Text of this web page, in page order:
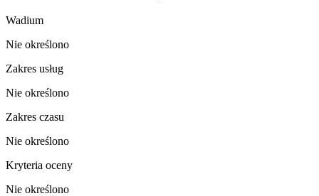
Wadium
Nie określono
Zakres usług
Nie określono
Zakres czasu
Nie określono
Kryteria oceny
Nie określono